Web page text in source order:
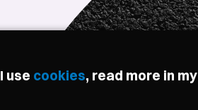
I use cookies, read more in my